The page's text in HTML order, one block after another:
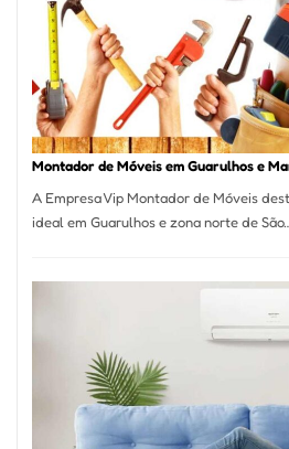
Montador de Móveis em Guarulhos e
A Empresa Vip Montador de Móveis
ideal em Guarulhos e zona norte de